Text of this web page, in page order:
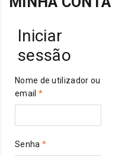
Iniciar
sessão
Nome de utilizador ou
email *Obrigatório
Senha *Obrigatório